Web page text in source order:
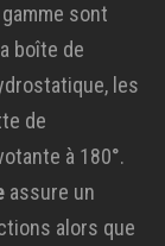
sont
boîte de
les
de
à 180°.
assure un
alors que